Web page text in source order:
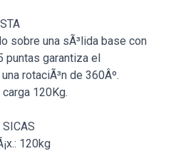
sobre una sÃ³lida base con
puntas garantiza el
rotaciÃ³n de 360Âº.
carga 120Kg.
SICAS
120kg